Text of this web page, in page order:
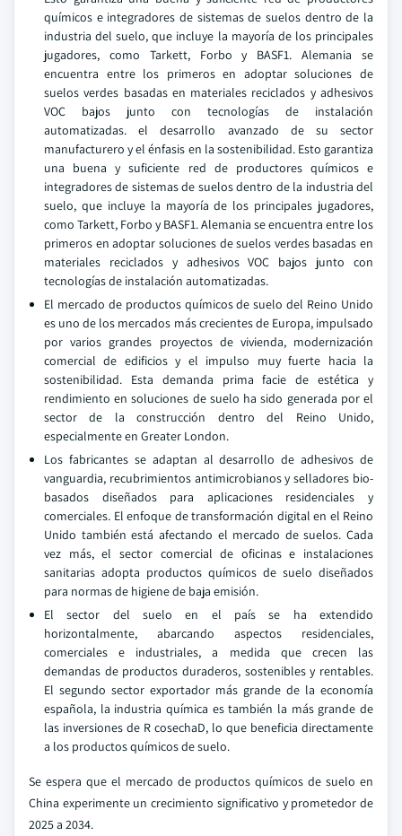
químicos e integradores de sistemas de suelos dentro de la
industria del suelo, que incluye la mayoría de los principales
jugadores, como Tarkett, Forbo y BASF1. Alemania se
encuentra entre los primeros en adoptar soluciones de
suelos verdes basadas en materiales reciclados y adhesivos
VOC bajos junto con tecnologías de instalación
automatizadas. el desarrollo avanzado de su sector
manufacturero y el énfasis en la sostenibilidad. Esto garantiza
una buena y suficiente red de productores químicos e
integradores de sistemas de suelos dentro de la industria del
suelo, que incluye la mayoría de los principales jugadores,
como Tarkett, Forbo y BASF1. Alemania se encuentra entre los
primeros en adoptar soluciones de suelos verdes basadas en
materiales reciclados y adhesivos VOC bajos junto con
tecnologías de instalación automatizadas.
El mercado de productos químicos de suelo del Reino Unido
es uno de los mercados más crecientes de Europa, impulsado
por varios grandes proyectos de vivienda, modernización
comercial de edificios y el impulso muy fuerte hacia la
sostenibilidad. Esta demanda prima facie de estética y
rendimiento en soluciones de suelo ha sido generada por el
sector de la construcción dentro del Reino Unido,
especialmente en Greater London.
Los fabricantes se adaptan al desarrollo de adhesivos de
vanguardia, recubrimientos antimicrobianos y selladores bio-
basados diseñados para aplicaciones residenciales y
comerciales. El enfoque de transformación digital en el Reino
Unido también está afectando el mercado de suelos. Cada
vez más, el sector comercial de oficinas e instalaciones
sanitarias adopta productos químicos de suelo diseñados
para normas de higiene de baja emisión.
El sector del suelo en el país se ha extendido
horizontalmente, abarcando aspectos residenciales,
comerciales e industriales, a medida que crecen las
demandas de productos duraderos, sostenibles y rentables.
El segundo sector exportador más grande de la economía
española, la industria química es también la más grande de
las inversiones de R cosechaD, lo que beneficia directamente
a los productos químicos de suelo.
Se espera que el mercado de productos químicos de suelo en
China experimente un crecimiento significativo y prometedor de
2025 a 2034.